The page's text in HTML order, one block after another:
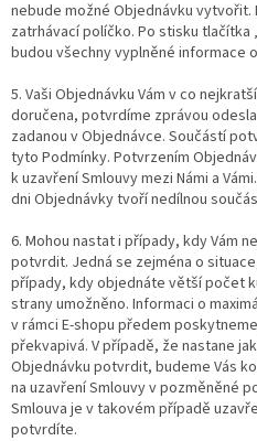
nebude možné Objednávku vytvořit.
zatrhávací políčko. Po stisku tlačítka
budou všechny vyplněné informace
5. Vaši Objednávku Vám v co
doručena, potvrdíme zprávou
zadanou v Objednávce. Součástí
tyto Podmínky. Potvrzením
k uzavření Smlouvy mezi Námi a
dni Objednávky tvoří nedílnou
6. Mohou nastat i případy, kdy Vám
potvrdit. Jedná se zejména o
případy, kdy objednáte větší počet
strany umožněno. Informaci o
v rámci E-shopu předem
překvapivá. V případě, že nastane
Objednávku potvrdit, budeme Vás
na uzavření Smlouvy v pozměněné
Smlouva je v takovém případě
potvrdíte.